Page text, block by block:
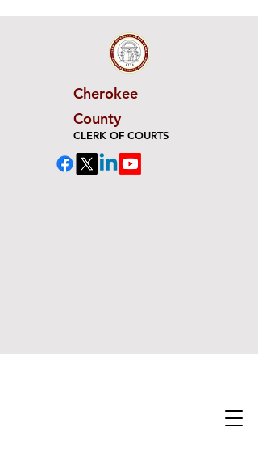
Cherokee
County
CLERK OF COURTS